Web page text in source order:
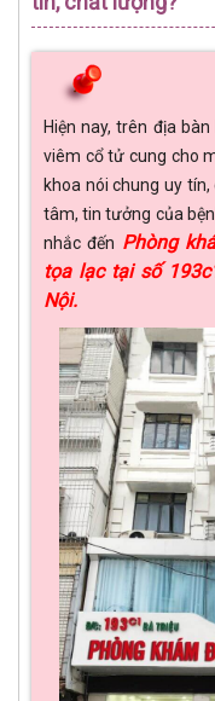
Hiện nay, trên địa
viêm cổ tử cung cho
khoa nói chung uy
tâm, tin tưởng của
nhắc đến Phòng
tọa lạc tại số
Nội.